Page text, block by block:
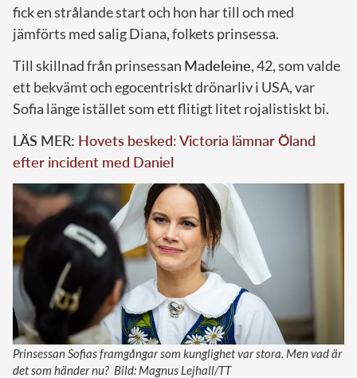
fick en strålande start och hon har till och med
jämförts med salig Diana, folkets prinsessa.
Till skillnad från prinsessan Madeleine, 42, som valde
ett bekvämt och egocentriskt drönarliv i USA, var
Sofia länge istället som ett flitigt litet rojalistiskt bi.
LÄS MER: Hovets besked: Victoria lämnar Öland
efter incident med Daniel
Prinsessan Sofias framgångar som kunglighet var stora. Men vad är
det som händer nu? Bild: Magnus Lejhall/TT